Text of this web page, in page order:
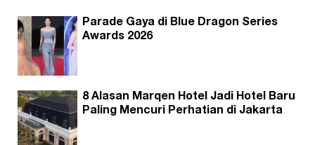
Parade Gaya di Blue Dragon Series
Awards 2026
8 Alasan Marqen Hotel Jadi Hotel Baru
Paling Mencuri Perhatian di Jakarta